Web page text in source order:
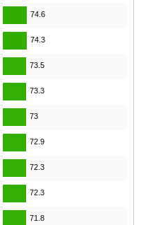
74.6
74.3
73.5
73.3
73
72.9
72.3
72.3
71.8